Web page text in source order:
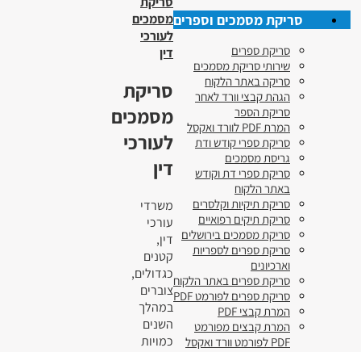
מסמכים
לעורכי
דין
סריקת
מסמכים
לעורכי
דין
משרדי
עורכי
דין,
קטנים
כגדולים,
צוברים
במהלך
השנים
כמויות
סריקת מסמכים וספרים
סריקת ספרים
שירותי סריקת מסמכים
סריקה באתר הלקוח
הגהת קבצי וורד לאחר
סריקת הספר
המרת PDF לוורד ואקסל
סריקת ספרי קודש ודת
גריסת מסמכים
סריקת ספרי דת וקודש
באתר הלקוח
סריקת תיקיות וקלסרים
סריקת תיקים רפואיים
סריקת מסמכים בירושלים
סריקת ספרים לספריות
וארכיונים
סריקת ספרים באתר הלקוח
סריקת ספרים לפורמט PDF
המרת קבצי PDF
המרת קבצים מפורמט
PDF לפורמט וורד ואקסל